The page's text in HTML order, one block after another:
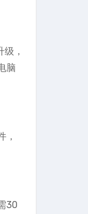
，
脑
，
30